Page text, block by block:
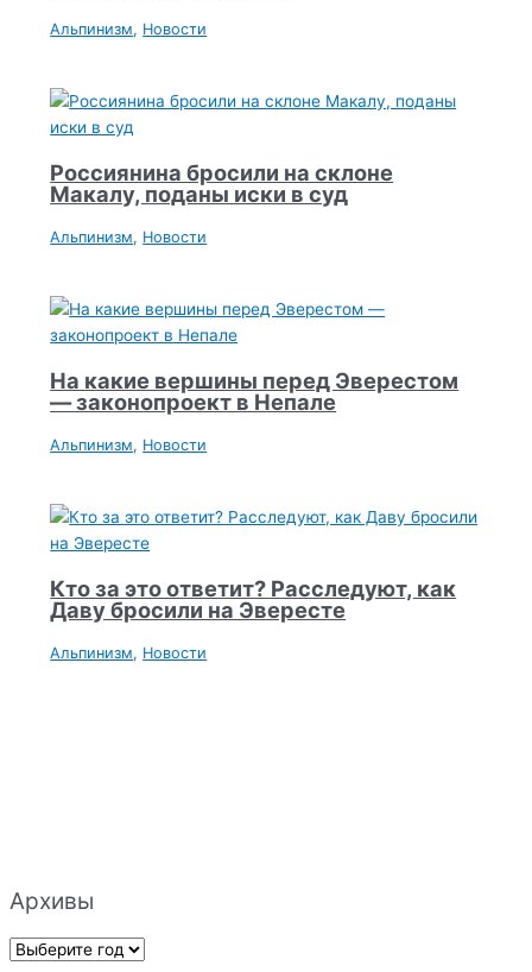
Альпинизм, Новости
Россиянина бросили на склоне
Макалу, поданы иски в суд
Альпинизм, Новости
На какие вершины перед Эверестом
— законопроект в Непале
Альпинизм, Новости
Кто за это ответит? Расследуют, как
Даву бросили на Эвересте
Альпинизм, Новости
Архивы
А